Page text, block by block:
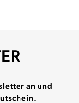
an und